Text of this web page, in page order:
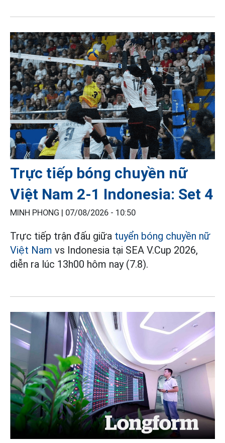
Trực tiếp bóng chuyền nữ
Việt Nam 2-1 Indonesia: Set 4
MINH PHONG | 07/08/2026 - 10:50
Trực tiếp trận đấu giữa tuyển bóng chuyền nữ
Việt Nam vs Indonesia tại SEA V.Cup 2026,
diễn ra lúc 13h00 hôm nay (7.8).